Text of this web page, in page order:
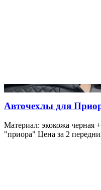
Авточехлы для
Материал: экокожа черная
"приора" Цена за 2